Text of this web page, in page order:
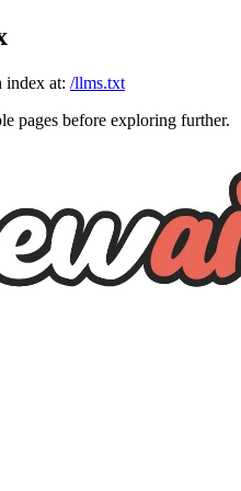
index at: /llms.txt
pages before exploring further.